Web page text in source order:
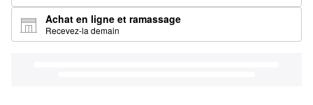
Achat en ligne et ramassage
Recevez-la demain